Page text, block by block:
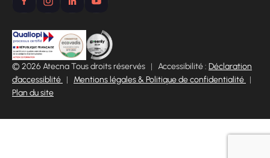
© 2026 Atecna Tous droits réservés | Accessibilité : Déclaration
d’accessiblité | Mentions légales & Politique de confidentialité |
Plan du site